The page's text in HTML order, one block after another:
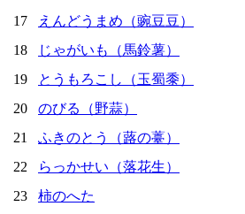
17
えんどうまめ（豌豆豆）
18
じゃがいも（馬鈴薯）
19
とうもろこし（玉蜀黍）
20
のびる（野蒜）
21
ふきのとう（蕗の薹）
22
らっかせい（落花生）
23
柿のへた